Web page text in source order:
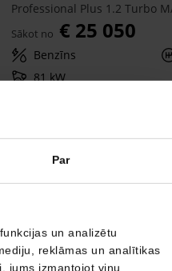
Par
un analizētu
reklāmas un analītikas
jums izmantojot viņu
Sākot no € 25 050
Benzīns
81 kW